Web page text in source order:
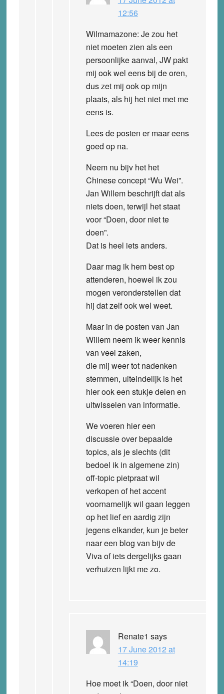
12:56
Wilmamazone: Je zou het
niet moeten zien als een
persoonlijke aanval, JW pakt
mij ook wel eens bij de oren,
dus zet mij ook op mijn
plaats, als hij het niet met me
eens is.
Lees de posten er maar eens
goed op na.
Neem nu bijv het het
Chinese concept “Wu Wei”.
Jan Willem beschrijft dat als
niets doen, terwijl het staat
voor “Doen, door niet te
doen”.
Dat is heel iets anders.
Daar mag ik hem best op
attenderen, hoewel ik zou
mogen veronderstellen dat
hij dat zelf ook wel weet.
Maar in de posten van Jan
Willem neem ik weer kennis
van veel zaken,
die mij weer tot nadenken
stemmen, uiteindelijk is het
hier ook een stukje delen en
uitwisselen van informatie.
We voeren hier een
discussie over bepaalde
topics, als je slechts (dit
bedoel ik in algemene zin)
off-topic pietpraat wil
verkopen of het accent
voornamelijk wil gaan leggen
op het lief en aardig zijn
jegens elkander, kun je beter
naar een blog van bijv de
Viva of iets dergelijks gaan
verhuizen lijkt me zo.
Renate1 says
17 June 2012 at
14:19
Hoe moet ik “Doen, door niet